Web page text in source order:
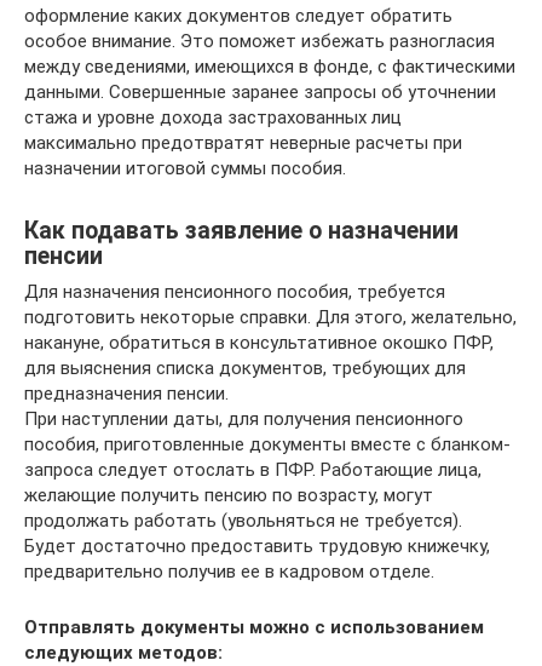
оформление каких документов следует обратить
особое внимание. Это поможет избежать разногласия
между сведениями, имеющихся в фонде, с фактическими
данными. Совершенные заранее запросы об уточнении
стажа и уровне дохода застрахованных лиц
максимально предотвратят неверные расчеты при
назначении итоговой суммы пособия.
Как подавать заявление о назначении
пенсии
Для назначения пенсионного пособия, требуется
подготовить некоторые справки. Для этого, желательно,
накануне, обратиться в консультативное окошко ПФР,
для выяснения списка документов, требующих для
предназначения пенсии.
При наступлении даты, для получения пенсионного
пособия, приготовленные документы вместе с бланком-
запроса следует отослать в ПФР. Работающие лица,
желающие получить пенсию по возрасту, могут
продолжать работать (увольняться не требуется).
Будет достаточно предоставить трудовую книжечку,
предварительно получив ее в кадровом отделе.
Отправлять документы можно с использованием
следующих методов: